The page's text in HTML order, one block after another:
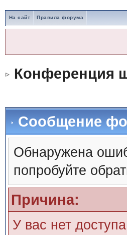
На сайт Правила форума
Конференция
Сообщение
Обнаружена
попробуйте
Причина:
У вас нет